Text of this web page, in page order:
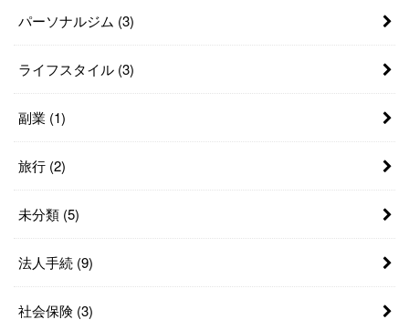
パーソナルジム (3)
ライフスタイル (3)
副業 (1)
旅行 (2)
未分類 (5)
法人手続 (9)
社会保険 (3)